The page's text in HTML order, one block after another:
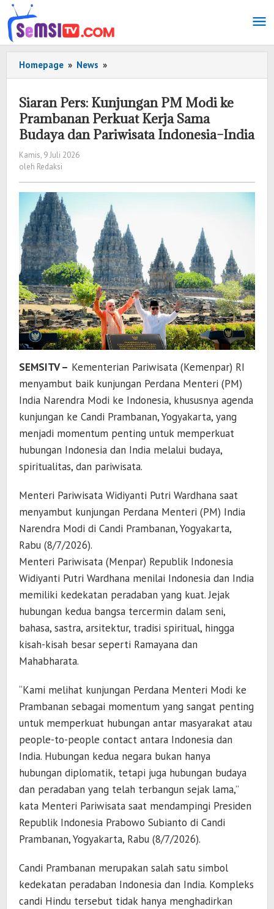
Lewati
ke
konten
Homepage » News »
Pers:
PM
Modi
ke
Sama
dan
Pariwisata
Indonesia–
India
Siaran Pers: Kunjungan PM Modi ke
Prambanan Perkuat Kerja Sama
Budaya dan Pariwisata Indonesia–India
Kamis, 9 Juli 2026
oleh Redaksi
SEMSITV – Kementerian Pariwisata (Kemenpar) RI
menyambut baik kunjungan Perdana Menteri (PM)
India Narendra Modi ke Indonesia, khususnya agenda
kunjungan ke Candi Prambanan, Yogyakarta, yang
menjadi momentum penting untuk memperkuat
hubungan Indonesia dan India melalui budaya,
spiritualitas, dan pariwisata.
Menteri Pariwisata Widiyanti Putri Wardhana saat
menyambut kunjungan Perdana Menteri (PM) India
Narendra Modi di Candi Prambanan, Yogyakarta,
Rabu (8/7/2026).
Menteri Pariwisata (Menpar) Republik Indonesia
Widiyanti Putri Wardhana menilai Indonesia dan India
memiliki kedekatan peradaban yang kuat. Jejak
hubungan kedua bangsa tercermin dalam seni,
bahasa, sastra, arsitektur, tradisi spiritual, hingga
kisah-kisah besar seperti Ramayana dan
Mahabharata.
“Kami melihat kunjungan Perdana Menteri Modi ke
Prambanan sebagai momentum yang sangat penting
untuk memperkuat hubungan antar masyarakat atau
people-to-people contact antara Indonesia dan
India. Hubungan kedua negara bukan hanya
hubungan diplomatik, tetapi juga hubungan budaya
dan peradaban yang telah terbangun sejak lama,”
kata Menteri Pariwisata saat mendampingi Presiden
Republik Indonesia Prabowo Subianto di Candi
Prambanan, Yogyakarta, Rabu (8/7/2026).
Candi Prambanan merupakan salah satu simbol
kedekatan peradaban Indonesia dan India. Kompleks
candi Hindu tersebut tidak hanya menghadirkan